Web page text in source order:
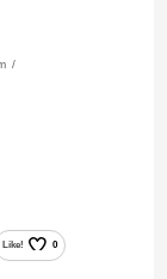
Like! 0